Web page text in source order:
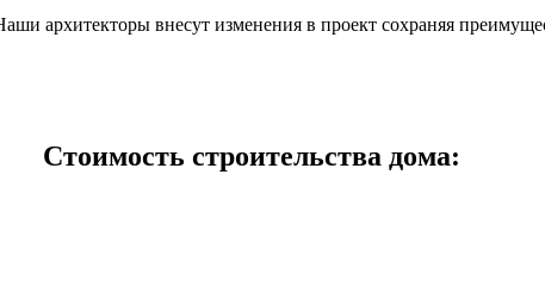
архитекторы внесут изменения в проект сохраняя
Стоимость строительства дома: